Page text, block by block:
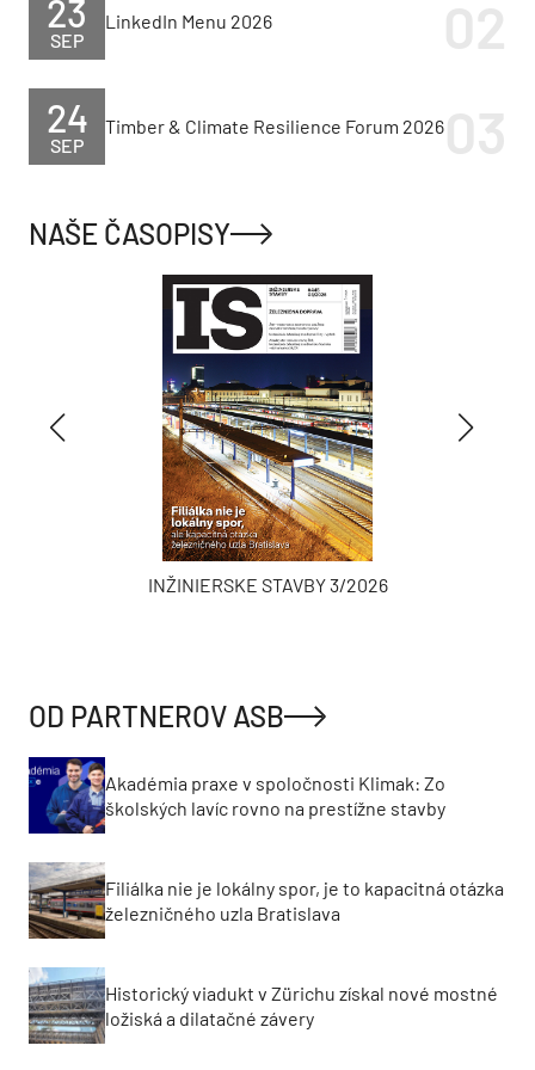
SEP
23 LinkedIn Menu 2026
SEP
24 Timber & Climate Resilience Forum 2026
NAŠE ČASOPISY
INŽINIERSKE STAVBY 3/2026
OD PARTNEROV ASB
Akadémia praxe v spoločnosti Klimak: Zo
školských lavíc rovno na prestížne stavby
Filiálka nie je lokálny spor, je to kapacitná otázka
železničného uzla Bratislava
Historický viadukt v Zürichu získal nové mostné
ložiská a dilatačné závery